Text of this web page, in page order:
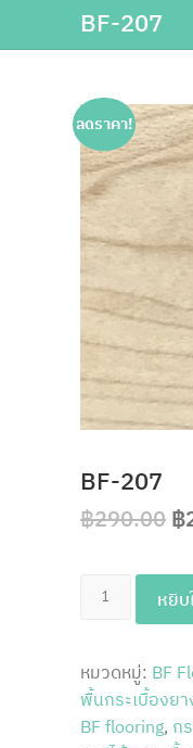
BF-207
ลดราคา!
BF-207
฿290.00 ฿
จำนวน
ชิ้น
หยิบ
หมวดหมู่: BF
พื้นกระเบื้องย
BF flooring, ก